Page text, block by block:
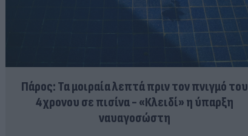
Πάρος: Τα μοιραία λεπτά πριν τον πνιγμό του
4χρονου σε πισίνα - «Κλειδί» η ύπαρξη
ναυαγοσώστη